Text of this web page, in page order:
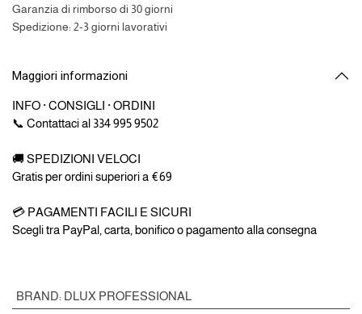
Garanzia di rimborso di 30 giorni
Spedizione: 2-3 giorni lavorativi
Maggiori informazioni
INFO · CONSIGLI · ORDINI
📞 Contattaci al 334 995 9502
🚚 SPEDIZIONI VELOCI
Gratis per ordini superiori a €69
💳 PAGAMENTI FACILI E SICURI
Scegli tra PayPal, carta, bonifico o pagamento alla consegna
BRAND: DLUX PROFESSIONAL